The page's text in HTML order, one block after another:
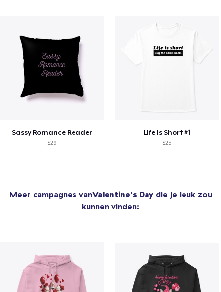
Sassy Romance Reader
$29
Life is Short #1
$25
Meer campagnes vanValentine's Daydie je leuk zou
kunnen vinden: